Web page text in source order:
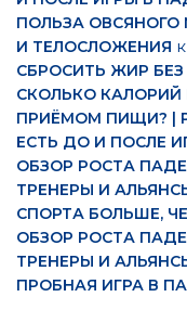
ПОЛЬЗА
И ТЕЛОСЛОЖЕНИЯ
СБРОСИТЬ ЖИР
СКОЛЬКО
ПРИЁМОМ ПИЩИ? |
ЕСТЬ ДО И ПОСЛЕ
ОБЗОР РОСТА
ТРЕНЕРЫ И
СПОРТА БОЛЬШЕ,
ОБЗОР РОСТА
ТРЕНЕРЫ И
ПРОБНАЯ ИГРА В